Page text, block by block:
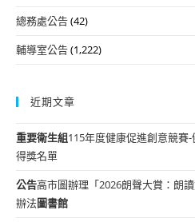
總務處公告(42)
輔導室公告(1,222)
近期文章
重要衛生組115年度健康促進創意競賽
得獎名單
公告高市圖辦理「2026朗聲大賞：朗
辦法圖書館